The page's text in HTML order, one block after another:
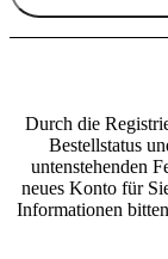
Durch die
Bestellstatus
untenstehenden
neues Konto für
Informationen